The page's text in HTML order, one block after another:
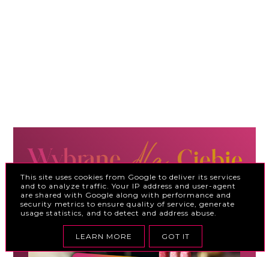
This site uses cookies from Google to deliver its services
and to analyze traffic. Your IP address and user-agent
are shared with Google along with performance and
security metrics to ensure quality of service, generate
usage statistics, and to detect and address abuse.
LEARN MORE GOT IT